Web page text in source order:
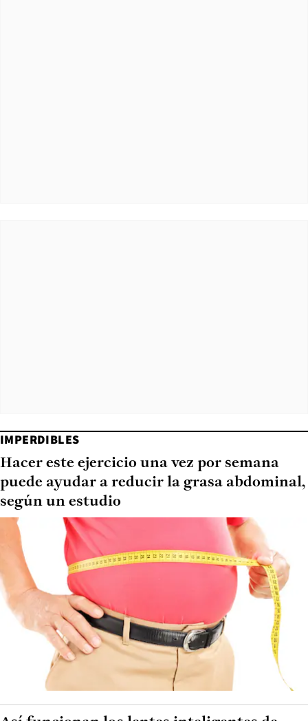
IMPERDIBLES
Hacer este ejercicio una vez por semana
puede ayudar a reducir la grasa abdominal,
según un estudio